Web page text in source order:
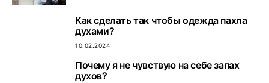
Как сделать так чтобы одежда пахла
духами?
10.02.2024
Почему я не чувствую на себе запах
духов?